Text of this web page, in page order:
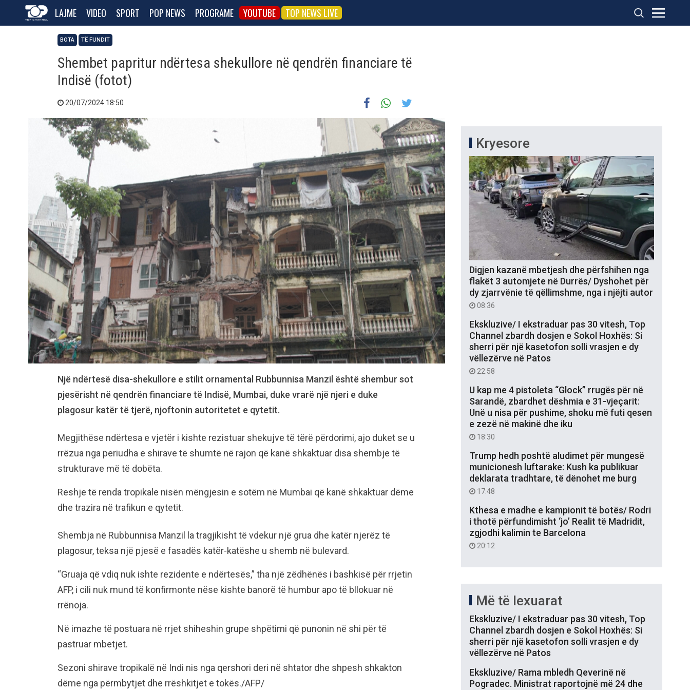
LAJME VIDEO SPORT POP NEWS PROGRAME YOUTUBE TOP NEWS LIVE
BOTA TË FUNDIT
Shembet papritur ndërtesa shekullore në qendrën financiare të
Indisë (fotot)
20/07/2024 18:50
Një ndërtesë disa-shekullore e stilit ornamental Rubbunnisa Manzil është shembur sot
pjesërisht në qendrën financiare të Indisë, Mumbai, duke vrarë një njeri e duke
plagosur katër të tjerë, njoftonin autoritetet e qytetit.
Megjithëse ndërtesa e vjetër i kishte rezistuar shekujve të tërë përdorimi, ajo duket se u
rrëzua nga periudha e shirave të shumtë në rajon që kanë shkaktuar disa shembje të
strukturave më të dobëta.
Reshje të renda tropikale nisën mëngjesin e sotëm në Mumbai që kanë shkaktuar dëme
dhe trazira në trafikun e qytetit.
Shembja në Rubbunnisa Manzil la tragjikisht të vdekur një grua dhe katër njerëz të
plagosur, teksa një pjesë e fasadës katër-katëshe u shemb në bulevard.
“Gruaja që vdiq nuk ishte rezidente e ndërtesës,” tha një zëdhënës i bashkisë për rrjetin
AFP, i cili nuk mund të konfirmonte nëse kishte banorë të humbur apo të bllokuar në
rrënoja.
Në imazhe të postuara në rrjet shiheshin grupe shpëtimi që punonin në shi për të
pastruar mbetjet.
Sezoni shirave tropikalë në Indi nis nga qershori deri në shtator dhe shpesh shkakton
dëme nga përmbytjet dhe rrëshkitjet e tokës./AFP/
Kryesore
Digjen kazanë mbetjesh dhe përfshihen nga
flakët 3 automjete në Durrës/ Dyshohet për
dy zjarrvënie të qëllimshme, nga i njëjti autor
08:36
Ekskluzive/ I ekstraduar pas 30 vitesh, Top
Channel zbardh dosjen e Sokol Hoxhës: Si
sherri për një kasetofon solli vrasjen e dy
vëllezërve në Patos
22:58
U kap me 4 pistoleta “Glock” rrugës për në
Sarandë, zbardhet dëshmia e 31-vjeçarit:
Unë u nisa për pushime, shoku më futi qesen
e zezë në makinë dhe iku
18:30
Trump hedh poshtë aludimet për mungesë
municionesh luftarake: Kush ka publikuar
deklarata tradhtare, të dënohet me burg
17:48
Kthesa e madhe e kampionit të botës/ Rodri
i thotë përfundimisht ‘jo’ Realit të Madridit,
zgjodhi kalimin te Barcelona
20:12
Më të lexuarat
Ekskluzive/ I ekstraduar pas 30 vitesh, Top
Channel zbardh dosjen e Sokol Hoxhës: Si
sherri për një kasetofon solli vrasjen e dy
vëllezërve në Patos
Ekskluzive/ Rama mbledh Qeverinë në
Pogradec. Ministrat raportojnë më 24 dhe